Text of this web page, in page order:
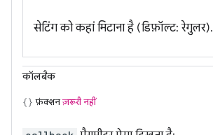
सेटिंग को कहां मिटाना है (डिफ़ॉल्ट: रेगुलर).
कॉलबैक
फ़ंक्शनज़रूरी नहीं